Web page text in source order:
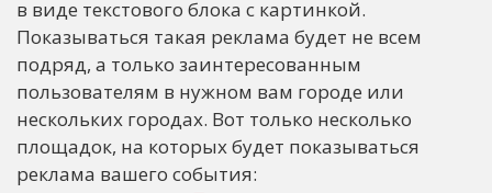
в виде текстового блока с картинкой.
Показываться такая реклама будет не всем
подряд, а только заинтересованным
пользователям в нужном вам городе или
нескольких городах. Вот только несколько
площадок, на которых будет показываться
реклама вашего события: